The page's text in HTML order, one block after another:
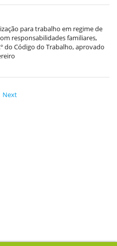
para trabalho em regime de
responsabilidades familiares,
do Código do Trabalho, aprovado
Next